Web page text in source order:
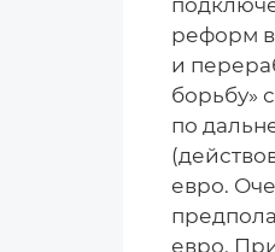
реформ в
и
борьбу»
по
евро.
евро.